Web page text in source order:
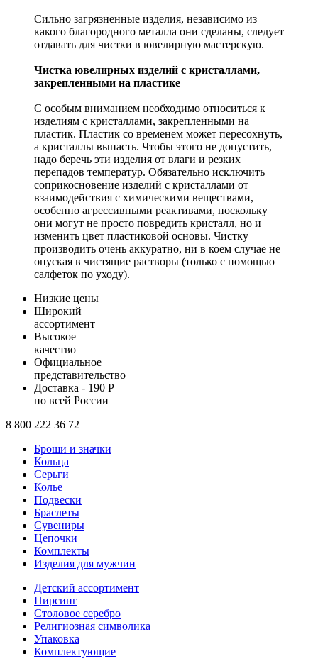
Сильно загрязненные изделия, независимо из
какого благородного металла они сделаны, следует
отдавать для чистки в ювелирную мастерскую.
Чистка ювелирных изделий с кристаллами,
закрепленными на пластике
С особым вниманием необходимо относиться к
изделиям с кристаллами, закрепленными на
пластик. Пластик со временем может пересохнуть,
а кристаллы выпасть. Чтобы этого не допустить,
надо беречь эти изделия от влаги и резких
перепадов температур. Обязательно исключить
соприкосновение изделий с кристаллами от
взаимодействия с химическими веществами,
особенно агрессивными реактивами, поскольку
они могут не просто повредить кристалл, но и
изменить цвет пластиковой основы. Чистку
производить очень аккуратно, ни в коем случае не
опуская в чистящие растворы (только с помощью
салфеток по уходу).
Низкие цены
Широкий
ассортимент
Высокое
качество
Официальное
представительство
Доставка - 190 Р
по всей России
8 800 222 36 72
Броши и значки
Кольца
Серьги
Колье
Подвески
Браслеты
Сувениры
Цепочки
Комплекты
Изделия для мужчин
Детский ассортимент
Пирсинг
Столовое серебро
Религиозная символика
Упаковка
Комплектующие